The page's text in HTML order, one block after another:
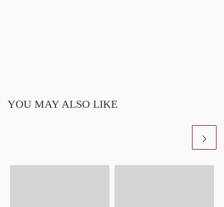
YOU MAY ALSO LIKE